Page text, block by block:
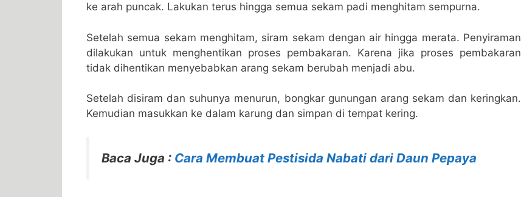
ke arah puncak. Lakukan terus hingga semua sekam padi menghitam sempurna.
Setelah semua sekam menghitam, siram sekam dengan air hingga merata. Penyiraman
dilakukan untuk menghentikan proses pembakaran. Karena jika proses pembakaran
tidak dihentikan menyebabkan arang sekam berubah menjadi abu.
Setelah disiram dan suhunya menurun, bongkar gunungan arang sekam dan keringkan.
Kemudian masukkan ke dalam karung dan simpan di tempat kering.
Baca Juga : Cara Membuat Pestisida Nabati dari Daun Pepaya